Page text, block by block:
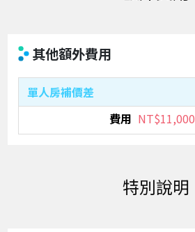
其他額外費用
單人房補價差
NT$11,000